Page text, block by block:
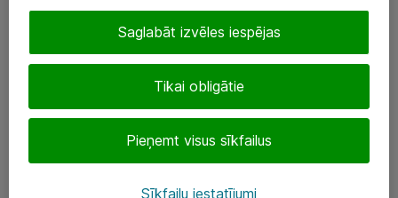
+(371) 67 81 90 50
eShop@atea.lv
Tikai obligātie
Pieņemt visus sīkfailus
Saglabāt izvēles iespējas
Sīkfailu iestatījumi